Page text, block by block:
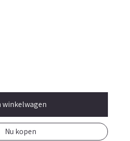
winkelwagen
Nu kopen